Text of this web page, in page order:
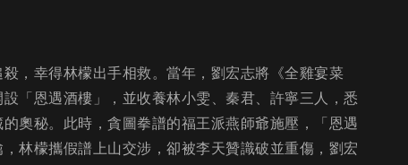
，幸得林檬出手相救。當年，劉宏志將《全雞宴菜
「恩遇酒樓」，並收養林小雯、秦君、許寧三人，悉
奧秘。此時，貪圖拳譜的福王派燕師爺施壓，「恩遇
林檬攜假譜上山交涉，卻被李天贊識破並重傷，劉宏